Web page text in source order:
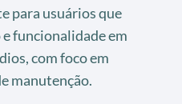
para usuários que
funcionalidade em
com foco em
manutenção.